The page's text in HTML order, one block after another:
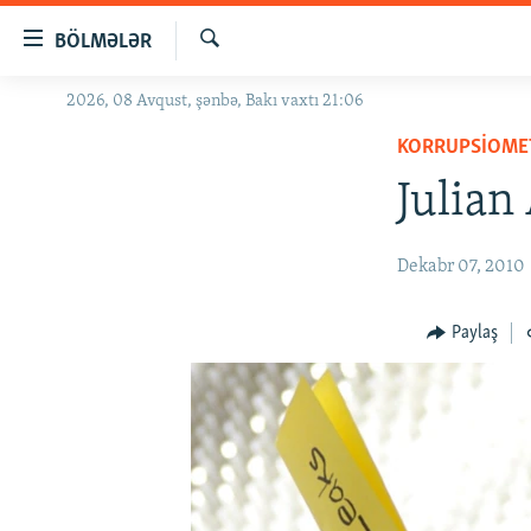
BÖLMƏLƏR
GÜNDƏM
Axtar
2026, 08 Avqust, şənbə, Bakı vaxtı 21:06
Julian
Dekabr 07, 2010
Paylaş